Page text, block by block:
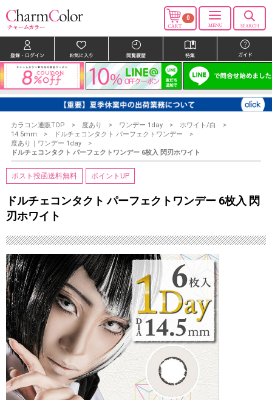
0
カラコン通販TOP 度あり ワンデー 1day
ホワイト/白
14.5mm
ドルチェコンタクト パーフェクトワンデー
度あり｜ワンデー 1day
ドルチェコンタクト パーフェクトワンデー 6枚入 閃刃ホワイト
ポスト投函送料無料 ポイントUP
ドルチェコンタクト パーフェクトワンデー 6枚入 閃
刃ホワイト